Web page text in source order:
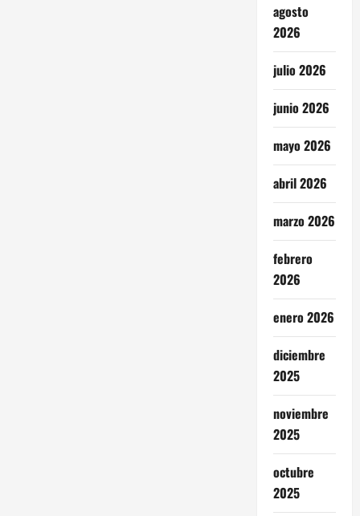
agosto
2026
julio 2026
junio 2026
mayo 2026
abril 2026
marzo 2026
febrero
2026
enero 2026
diciembre
2025
noviembre
2025
octubre
2025